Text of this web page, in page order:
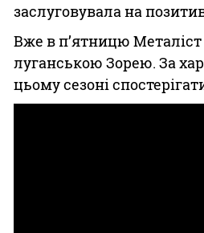
заслуговувала на
Вже в п’ятницю Металіст
луганською Зорею. За
цьому сезоні